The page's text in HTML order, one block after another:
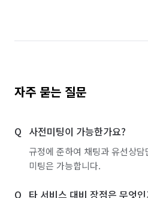
자주 묻는 질문
사전미팅이 가능한가요?
규정에 준하여 채팅과 유선상
미팅은 가능합니다.
타 서비스 대비 장점은 무엇